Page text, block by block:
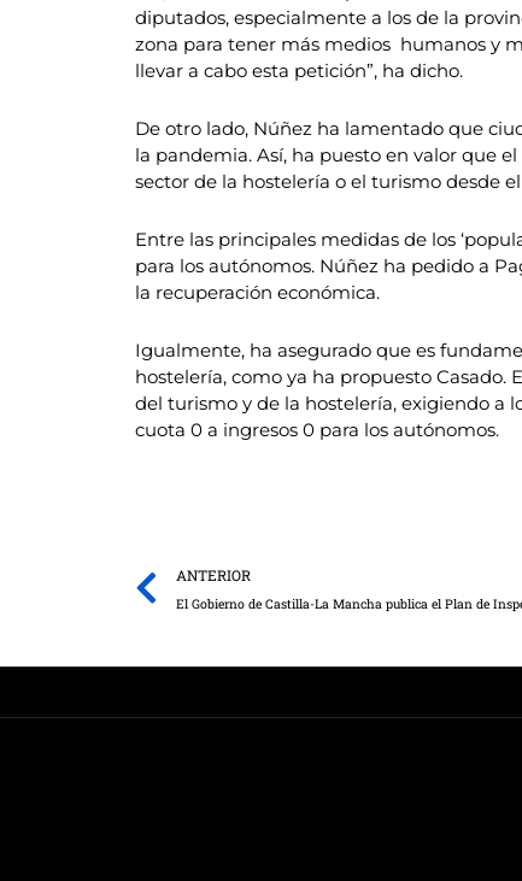
diputados, especialmente a los de la
zona para tener más medios humanos y
llevar a cabo esta petición”, ha dicho.
De otro lado, Núñez ha lamentado que
la pandemia. Así, ha puesto en valor que
sector de la hostelería o el turismo desde
Entre las principales medidas de los
para los autónomos. Núñez ha pedido a
la recuperación económica.
Igualmente, ha asegurado que es
hostelería, como ya ha propuesto Casado.
del turismo y de la hostelería, exigiendo a
cuota 0 a ingresos 0 para los autónomos.
Prev
ANTERIOR